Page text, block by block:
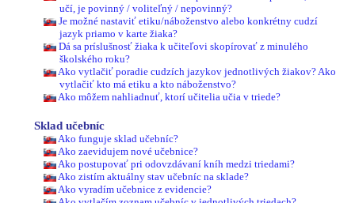
učí, je povinný / voliteľný / nepovinný?
Je možné nastaviť etiku/náboženstvo alebo konkrétny cudzí
jazyk priamo v karte žiaka?
Dá sa príslušnosť žiaka k učiteľovi skopírovať z minulého
školského roku?
Ako vytlačiť poradie cudzích jazykov jednotlivých žiakov? Ako
vytlačiť kto má etiku a kto náboženstvo?
Ako môžem nahliadnuť, ktorí učitelia učia v triede?
Sklad učebníc
Ako funguje sklad učebníc?
Ako zaevidujem nové učebnice?
Ako postupovať pri odovzdávaní kníh medzi triedami?
Ako zistím aktuálny stav učebníc na sklade?
Ako vyradím učebnice z evidencie?